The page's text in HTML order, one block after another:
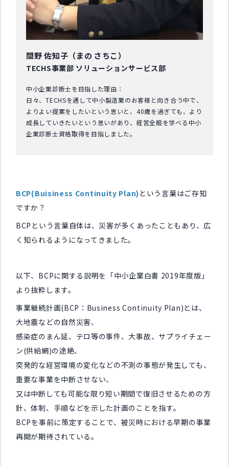
間野 佐知子（まの さちこ）
TECHS事業部 ソリューションサービス部
中小企業診断士を目指した理由：
日々、TECHSを通して中小製造業のお客様と向き合う中で、
よりよい提案をしたいという思いと、40歳を過ぎても、より
成長していきたいという思いがあり、経営全般を学べる中小
企業診断士資格取得を目指しました。
BCP(Buisiness Continuity Plan) という言葉はご存知
ですか？
BCPという言葉自体は、災害が多くあったこともあり、広
く知られるようになってきました。
以下、BCPに関する説明を「中小企業白書 2019年度版」
より抜粋します。
事業継続計画(BCP：Business Continuity Plan)とは、
大地震などの自然災害、
感染症のまん延、テロ等の事件、大事故、サプライチェー
ン(供給網)の途絶、
突発的な経営環境の変化などの不測の事態が発生しても、
重要な事業を中断させない、
又は中断しても可能な限り短い期間で復旧させるための方
針、体制、手順などを示した計画のことを指す。
BCPを事前に策定することで、被災時における早期の事業
再開が期待されている。